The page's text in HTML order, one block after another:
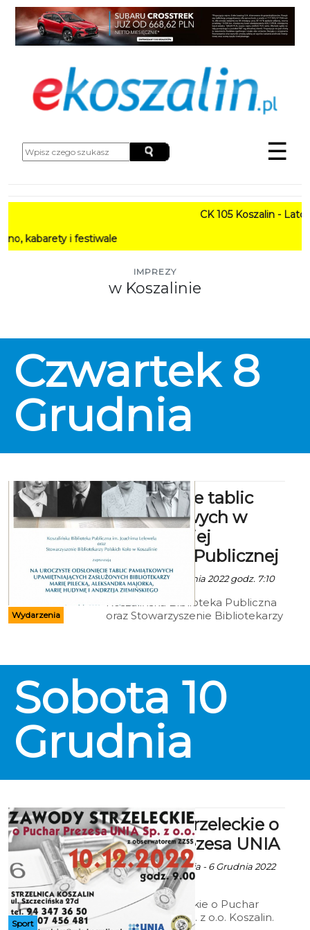
☰
CK 105 Koszalin - Lato w
i festiwale
IMPREZY
w Koszalinie
Czwartek 8
Grudnia
Wydarzenia
Odsłonięcie tablic
pamiątkowych w
Koszalińskiej
Bibliotece Publicznej
Ala za KBP - 6 Grudnia 2022 godz. 7:10
Koszalińska Biblioteka Publiczna
oraz Stowarzyszenie Bibliotekarzy
upamiętniających zasłużonych
bibliotekarzy: Marię Pilecką,
Aleksandra Majorka, Marię
Hudymę i Andrzeja Ziemińskiego.
8 grudnia 2022r. o godz. 12.00 w
Koszalińskiej Bibliotece
Publicznej przy placu Polonii 1.
Sobota 10
Grudnia
Sport
Zawody Strzeleckie o
Puchar Prezesa UNIA
Ala za Strzelnica Unia - 6 Grudnia 2022
godz. 10:35
Zawody Strzeleckie o Puchar
Prezesa UNIA sp. z o.o. Koszalin.